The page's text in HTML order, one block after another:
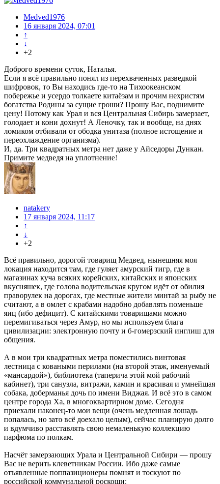
Medved1976
16 января 2024, 07:01
↑
↓
+2
Доброго времени суток, Наталья.
Если я всё правильно понял из перехваченных разведкой
шифровок, то Вы находись где-то на Тихоокеанском
побережье и усердо толкаете китаёзам и прочим нехристям
богатства Родины за сущие гроши? Прошу Вас, поднимите
цену! Потому как Урал и вся Центральная Сибирь замерзает,
голодает и кони дохнут! А Леночку, так и вообще, на днях
ломиком отбивали от ободка унитаза (полное истощение и
переохлаждение организма).
И, да. Три квадратных метра нет даже у Айседоры Дункан.
Примите медведя на уплотнение!
natakery
17 января 2024, 11:17
↑
↓
+2
Всё правильно, дорогой товарищ Медвед, нынешняя моя
локация находится там, где гуляет амурский тигр, где в
магазинах куча всяких корейских, китайских и японских
вкусняшек, где голова водительская кругом идёт от обилия
праворулек на дорогах, где местные жители минтай за рыбу не
считают, а в омлет с крабами надобно добавлять поменьше
яиц (ибо дефицит). С китайскими товарищами можно
перемигиваться через Амур, но мы используем блага
цивилизации: электронную почту и б-гомерзский инглиш для
общения.
А в мои три квадратных метра поместились винтовая
лестница с коваными перилами (на второй этаж, именуемый
«мансардой»), библиотека (таперича этой мой рабочий
кабинет), три санузла, витражи, камин и красивая и умнейшая
собака, доберманья дочь по имени Виджая. И всё это в самом
центре города Ха, в многоквартирном доме. Сегодня
приехали наконец-то мои вещи (очень медленная лошадь
попалась, но зато всё доехало целым), сейчас планирую долго
и вдумчиво расставлять свою немаленькую коллекцию
парфюма по полкам.
Насчёт замерзающих Урала и Центральной Сибири — прошу
Вас не верить клеветникам России. Ибо даже самые
отъявленные поппазиционеры помнят и тоскуют по
российской коммунальной роскоши: